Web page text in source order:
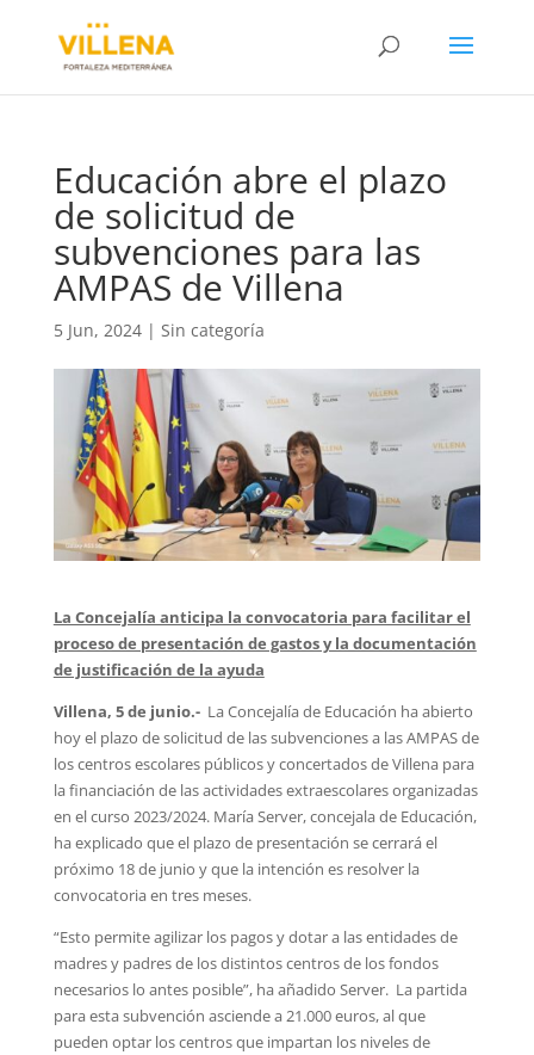
Educación abre el plazo
de solicitud de
subvenciones para las
AMPAS de Villena
5 Jun, 2024| Sin categoría
La Concejalía anticipa la convocatoria para facilitar el
proceso de presentación de gastos y la documentación
de justificación de la ayuda
Villena, 5 de junio.- La Concejalía de Educación ha abierto
hoy el plazo de solicitud de las subvenciones a las AMPAS de
los centros escolares públicos y concertados de Villena para
la financiación de las actividades extraescolares organizadas
en el curso 2023/2024. María Server, concejala de Educación,
ha explicado que el plazo de presentación se cerrará el
próximo 18 de junio y que la intención es resolver la
convocatoria en tres meses.
“Esto permite agilizar los pagos y dotar a las entidades de
madres y padres de los distintos centros de los fondos
necesarios lo antes posible”, ha añadido Server. La partida
para esta subvención asciende a 21.000 euros, al que
pueden optar los centros que impartan los niveles de